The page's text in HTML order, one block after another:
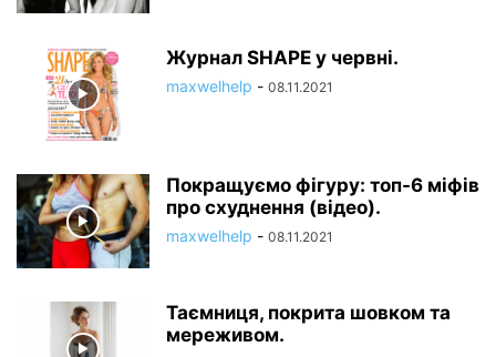
Журнал SHAPE у червні.
maxwelhelp - 08.11.2021
Покращуємо фігуру: топ-6 міфів
про схуднення (відео).
maxwelhelp - 08.11.2021
Таємниця, покрита шовком та
мереживом.